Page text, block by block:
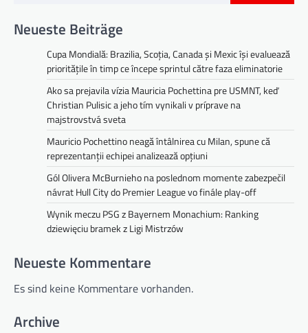
Neueste Beiträge
Cupa Mondială: Brazilia, Scoția, Canada și Mexic își evaluează
prioritățile în timp ce începe sprintul către faza eliminatorie
Ako sa prejavila vízia Mauricia Pochettina pre USMNT, keď
Christian Pulisic a jeho tím vynikali v príprave na
majstrovstvá sveta
Mauricio Pochettino neagă întâlnirea cu Milan, spune că
reprezentanții echipei analizează opțiuni
Gól Olivera McBurnieho na poslednom momente zabezpečil
návrat Hull City do Premier League vo finále play-off
Wynik meczu PSG z Bayernem Monachium: Ranking
dziewięciu bramek z Ligi Mistrzów
Neueste Kommentare
Es sind keine Kommentare vorhanden.
Archive